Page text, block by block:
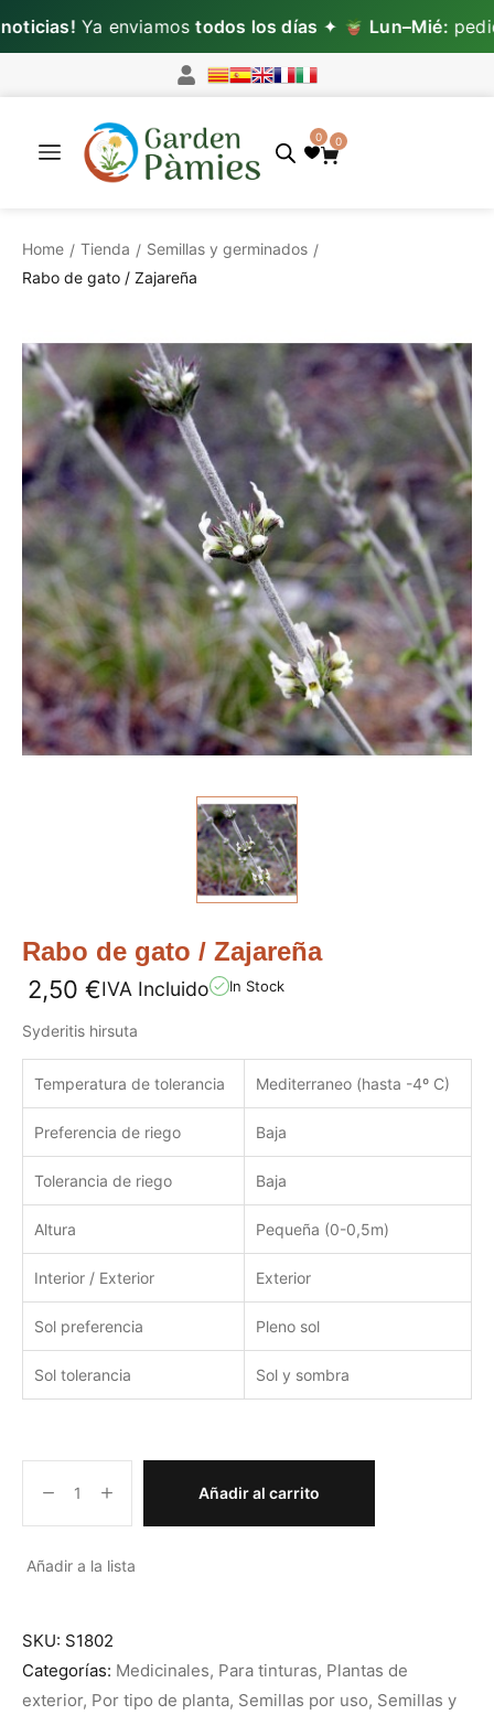
Ya enviamostodos los días✦ Lun–Mié:
0 0
Home / Tienda / Semillas y germinados /
Rabo de gato / Zajareña
Rabo de gato / Zajareña
2,50 €IVA Incluido In Stock
Syderitis hirsuta
Temperatura de tolerancia Mediterraneo (hasta -4º C)
Preferencia de riego Baja
Tolerancia de riego Baja
Altura Pequeña (0-0,5m)
Interior / Exterior Exterior
Sol preferencia Pleno sol
Sol tolerancia Sol y sombra
Añadir al carrito
Añadir a la lista
SKU: S1802
Categorías: Medicinales, Para tinturas, Plantas de
exterior, Por tipo de planta, Semillas por uso, Semillas y